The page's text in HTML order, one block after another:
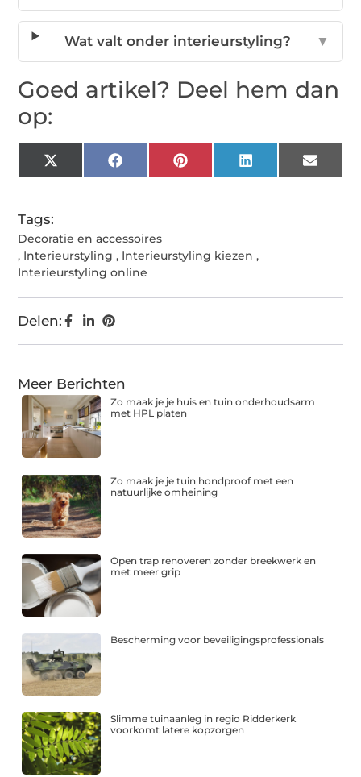
Wat valt onder interieurstyling? ▼
Goed artikel? Deel hem dan
op:
X
(Twitter)
FacebookPinterestLinkedIn Email
Tags:
Decoratie en accessoires
, Interieurstyling , Interieurstyling kiezen ,
Interieurstyling online
Delen:
Meer Berichten
Zo maak je je huis en tuin onderhoudsarm
met HPL platen
Zo maak je je tuin hondproof met een
natuurlijke omheining
Open trap renoveren zonder breekwerk en
met meer grip
Bescherming voor beveiligingsprofessionals
Slimme tuinaanleg in regio Ridderkerk
voorkomt latere kopzorgen